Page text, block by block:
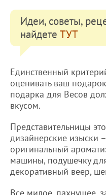
Идеи, советы,
найдете ТУТ
Единственный
оценивать ваш
подарка для Весов
вкусом.
Представительницы
дизайнерские изыски
оригинальный
машины, подушечку
декоративный веер,
Все милое, пахнущее,